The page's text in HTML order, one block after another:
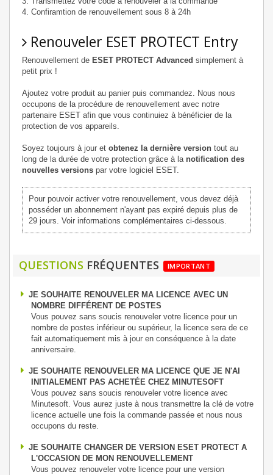
Confiramtion de renouvellement sous 8 à 24h
Renouveler ESET PROTECT Entry
Renouvellement de ESET PROTECT Advanced simplement à
petit prix !
Ajoutez votre produit au panier puis commandez. Nous nous
occupons de la procédure de renouvellement avec notre
partenaire ESET afin que vous continuiez à bénéficier de la
protection de vos appareils.
Soyez toujours à jour et obtenez la dernière version tout au
long de la durée de votre protection grâce à la notification des
nouvelles versions par votre logiciel ESET.
Pour pouvoir activer votre renouvellement, vous devez déjà
posséder un abonnement n'ayant pas expiré depuis plus de
29 jours. Voir informations complémentaires ci-dessous.
QUESTIONS FRÉQUENTES IMPORTANT
JE SOUHAITE RENOUVELER MA LICENCE AVEC UN
NOMBRE DIFFÉRENT DE POSTES
Vous pouvez sans soucis renouveler votre licence pour un
nombre de postes inférieur ou supérieur, la licence sera de ce
fait automatiquement mis à jour en conséquence à la date
anniversaire.
JE SOUHAITE RENOUVELER MA LICENCE QUE JE N'AI
INITIALEMENT PAS ACHETÉE CHEZ MINUTESOFT
Vous pouvez sans soucis renouveler votre licence avec
Minutesoft. Vous aurez juste à nous transmettre la clé de votre
licence actuelle une fois la commande passée et nous nous
occupons du reste.
JE SOUHAITE CHANGER DE VERSION ESET PROTECT A
L'OCCASION DE MON RENOUVELLEMENT
Vous pouvez renouveler votre licence pour une version